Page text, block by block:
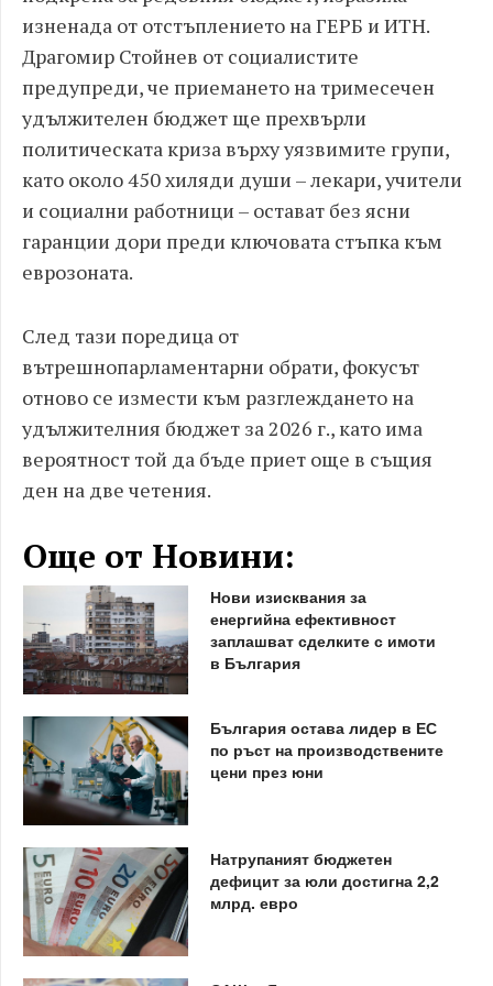
изненада от отстъплението на ГЕРБ и ИТН.
Драгомир Стойнев от социалистите
предупреди, че приемането на тримесечен
удължителен бюджет ще прехвърли
политическата криза върху уязвимите групи,
като около 450 хиляди души – лекари, учители
и социални работници – остават без ясни
гаранции дори преди ключовата стъпка към
еврозоната.
След тази поредица от
вътрешнопарламентарни обрати, фокусът
отново се измести към разглеждането на
удължителния бюджет за 2026 г., като има
вероятност той да бъде приет още в същия
ден на две четения.
Още от Новини:
Нови изисквания за
енергийна ефективност
заплашват сделките с имоти
в България
България остава лидер в ЕС
по ръст на производствените
цени през юни
Натрупаният бюджетен
дефицит за юли достигна 2,2
млрд. евро